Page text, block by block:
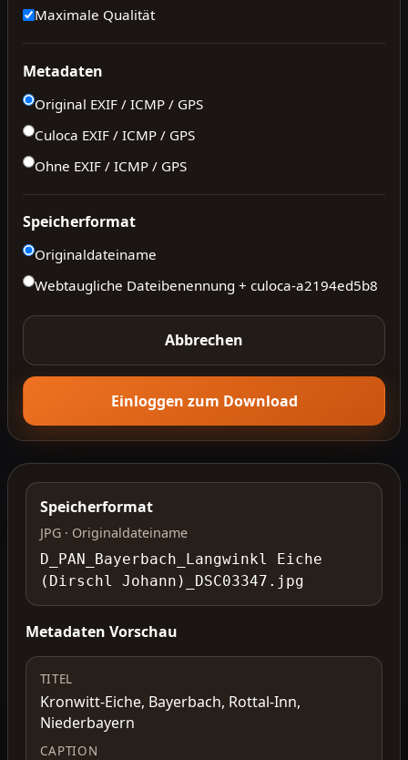
Maximale Qualität
Metadaten
Original EXIF / ICMP / GPS
Culoca EXIF / ICMP / GPS
Ohne EXIF / ICMP / GPS
Speicherformat
Originaldateiname
Webtaugliche Dateibenennung + culoca-a2194ed5b8
Abbrechen
Einloggen zum Download
Speicherformat
JPG · Originaldateiname
D_PAN_Bayerbach_Langwinkl Eiche
(Dirschl Johann)_DSC03347.jpg
Metadaten Vorschau
TITEL
Kronwitt-Eiche, Bayerbach, Rottal-Inn,
Niederbayern
CAPTION